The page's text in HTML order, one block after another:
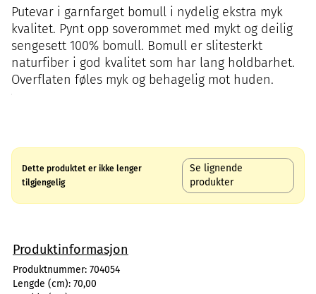
Putevar i garnfarget bomull i nydelig ekstra myk
kvalitet. Pynt opp soverommet med mykt og deilig
sengesett 100% bomull. Bomull er slitesterkt
naturfiber i god kvalitet som har lang holdbarhet.
Overflaten føles myk og behagelig mot huden.
Dette produktet er ikke lenger
tilgjengelig
Se lignende
produkter
Produktinformasjon
Produktnummer: 704054
Lengde (cm): 70,00